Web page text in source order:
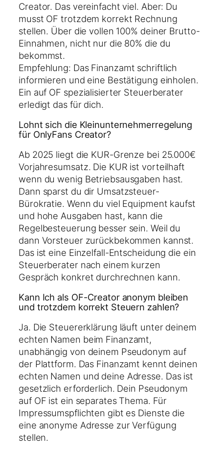
Creator. Das vereinfacht viel. Aber: Du
musst OF trotzdem korrekt Rechnung
stellen. Über die vollen 100% deiner Brutto-
Einnahmen, nicht nur die 80% die du
bekommst.
Empfehlung: Das Finanzamt schriftlich
informieren und eine Bestätigung einholen.
Ein auf OF spezialisierter Steuerberater
erledigt das für dich.
Lohnt sich die Kleinunternehmerregelung
für OnlyFans Creator?
Ab 2025 liegt die KUR-Grenze bei 25.000€
Vorjahresumsatz. Die KUR ist vorteilhaft
wenn du wenig Betriebsausgaben hast.
Dann sparst du dir Umsatzsteuer-
Bürokratie. Wenn du viel Equipment kaufst
und hohe Ausgaben hast, kann die
Regelbesteuerung besser sein. Weil du
dann Vorsteuer zurückbekommen kannst.
Das ist eine Einzelfall-Entscheidung die ein
Steuerberater nach einem kurzen
Gespräch konkret durchrechnen kann.
Kann Ich als OF-Creator anonym bleiben
und trotzdem korrekt Steuern zahlen?
Ja. Die Steuererklärung läuft unter deinem
echten Namen beim Finanzamt,
unabhängig von deinem Pseudonym auf
der Plattform. Das Finanzamt kennt deinen
echten Namen und deine Adresse. Das ist
gesetzlich erforderlich. Dein Pseudonym
auf OF ist ein separates Thema. Für
Impressumspflichten gibt es Dienste die
eine anonyme Adresse zur Verfügung
stellen.